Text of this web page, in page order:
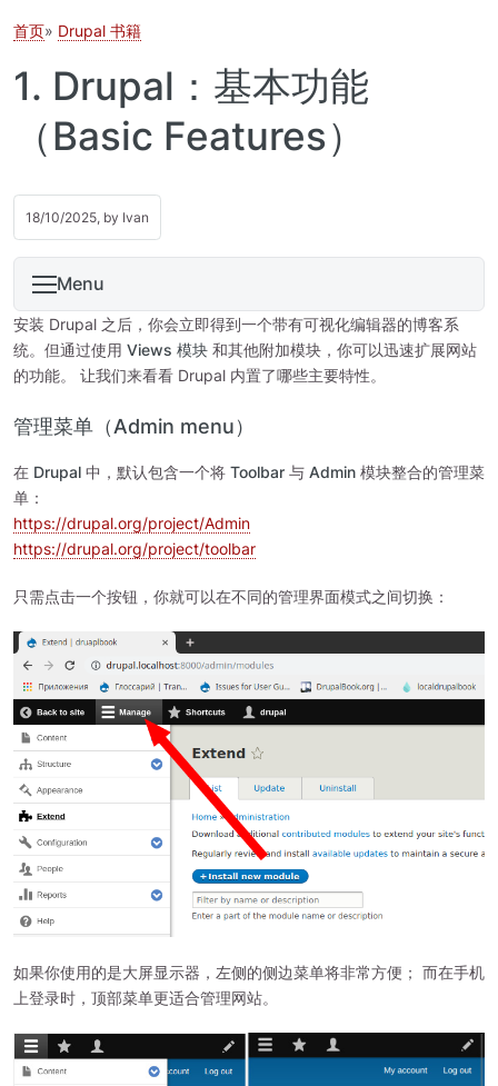
首页 Drupal 书籍
1. Drupal：基本功能
（Basic Features）
18/10/2025, by Ivan
Menu
安装 Drupal 之后，你会立即得到一个带有可视化编辑器的博客系
统。但通过使用 Views 模块 和其他附加模块，你可以迅速扩展网站
的功能。 让我们来看看 Drupal 内置了哪些主要特性。
管理菜单（Admin menu）
在 Drupal 中，默认包含一个将 Toolbar 与 Admin 模块整合的管理菜
单：
https://drupal.org/project/Admin
https://drupal.org/project/toolbar
只需点击一个按钮，你就可以在不同的管理界面模式之间切换：
如果你使用的是大屏显示器，左侧的侧边菜单将非常方便； 而在手机
上登录时，顶部菜单更适合管理网站。